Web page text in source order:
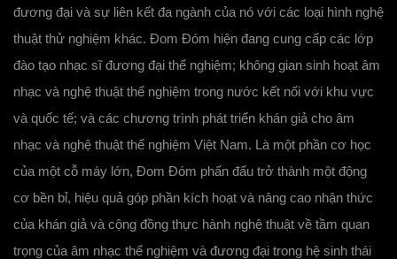
đương đại và sự liên kết đa ngành của nó với các loại hình nghệ
thuật thử nghiệm khác. Đom Đóm hiện đang cung cấp các lớp
đào tạo nhạc sĩ đương đại thể nghiệm; không gian sinh hoạt âm
nhạc và nghệ thuật thể nghiệm trong nước kết nối với khu vực
và quốc tế; và các chương trình phát triển khán giả cho âm
nhạc và nghệ thuật thể nghiệm Việt Nam. Là một phần cơ học
của một cỗ máy lớn, Đom Đóm phấn đấu trở thành một động
cơ bền bỉ, hiệu quả góp phần kích hoạt và nâng cao nhận thức
của khán giả và cộng đồng thực hành nghệ thuật về tầm quan
trọng của âm nhạc thể nghiệm và đương đại trong hệ sinh thái